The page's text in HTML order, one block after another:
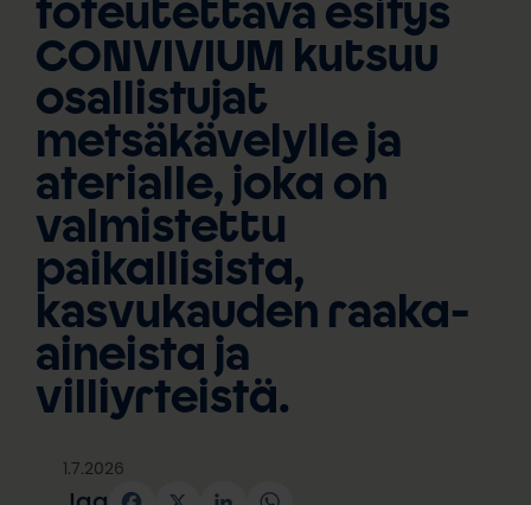
toteutettava esitys
CONVIVIUM kutsuu
osallistujat
metsäkävelylle ja
aterialle, joka on
valmistettu
paikallisista,
kasvukauden raaka-
aineista ja
villiyrteistä.
1.7.2026